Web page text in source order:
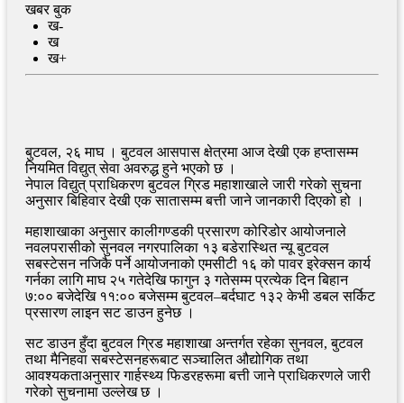
खबर बुक
ख-
ख
ख+
बुटवल, २६ माघ । बुटवल आसपास क्षेत्रमा आज देखी एक हप्तासम्म
नियमित विद्युत् सेवा अवरुद्ध हुने भएको छ ।
नेपाल विद्युत् प्राधिकरण बुटवल ग्रिड महाशाखाले जारी गरेको सुचना
अनुसार बिहिवार देखी एक सातासम्म बत्ती जाने जानकारी दिएको हो ।
महाशाखाका अनुसार कालीगण्डकी प्रसारण कोरिडोर आयोजनाले
नवलपरासीको सुनवल नगरपालिका १३ बडेरास्थित न्यू बुटवल
सबस्टेसन नजिकै पर्ने आयोजनाको एमसीटी १६ को पावर इरेक्सन कार्य
गर्नका लागि माघ २५ गतेदेखि फागुन ३ गतेसम्म प्रत्येक दिन बिहान
७:०० बजेदेखि ११:०० बजेसम्म बुटवल–बर्दघाट १३२ केभी डबल सर्किट
प्रसारण लाइन सट डाउन हुनेछ ।
सट डाउन हुँदा बुटवल ग्रिड महाशाखा अन्तर्गत रहेका सुनवल, बुटवल
तथा मैनिहवा सबस्टेसनहरूबाट सञ्चालित औद्योगिक तथा
आवश्यकताअनुसार गार्हस्थ्य फिडरहरूमा बत्ती जाने प्राधिकरणले जारी
गरेको सुचनामा उल्लेख छ ।